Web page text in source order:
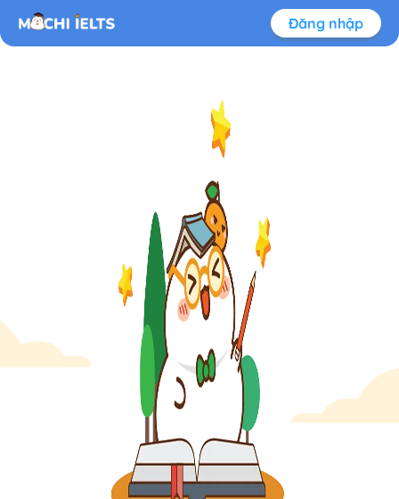
Đăng nhập